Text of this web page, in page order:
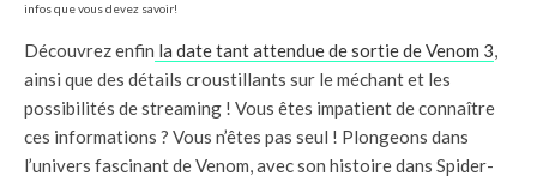
infos que vous devez savoir!
Découvrez enfin la date tant attendue de sortie de Venom 3,
ainsi que des détails croustillants sur le méchant et les
possibilités de streaming ! Vous êtes impatient de connaître
ces informations ? Vous n’êtes pas seul ! Plongeons dans
l’univers fascinant de Venom, avec son histoire dans Spider-